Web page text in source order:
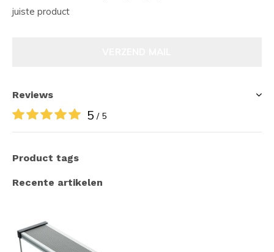
juiste product
Reviews
5 / 5
Product tags
Recente artikelen